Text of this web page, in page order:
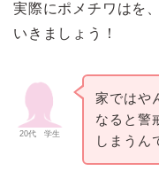
実際にポメチワはを
いきましょう！
20代 学生
家ではや
なると警
しまうん